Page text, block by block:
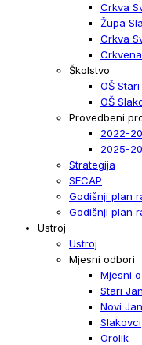
Crkva
Župa
Crkva
Školstvo
OŠ
OŠ
Provedbeni
2022-
2025-
Strategija
SECAP
Godišnji plan
Godišnji plan
Ustroj
Ustroj
Mjesni odbori
Mjesni
Stari
Novi
Slakovci
Orolik